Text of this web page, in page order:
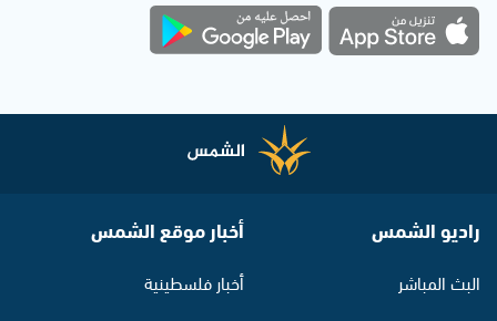
راديو الشمس
البث المباشر
أخبار موقع الشمس
أخبار فلسطينية